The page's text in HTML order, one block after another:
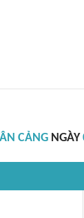
CẢNG NGÀY